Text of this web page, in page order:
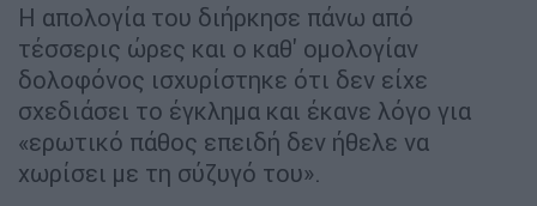
Η απολογία του διήρκησε πάνω από
τέσσερις ώρες και ο καθ' ομολογίαν
δολοφόνος ισχυρίστηκε ότι δεν είχε
σχεδιάσει το έγκλημα και έκανε λόγο για
«ερωτικό πάθος επειδή δεν ήθελε να
χωρίσει με τη σύζυγό του».